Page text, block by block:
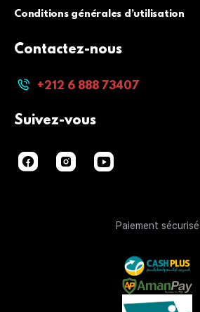
Conditions générales d’utilisation
Contactez-nous
+212 6 888 73407
Suivez-vous
Paiement sécurisé